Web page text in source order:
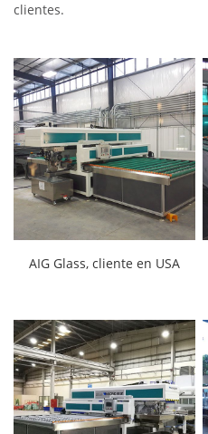
clientes.
AIG Glass, cliente en USA